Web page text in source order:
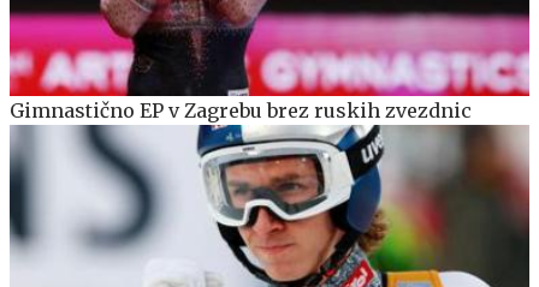
Gimnastično EP v Zagrebu brez ruskih zvezdnic